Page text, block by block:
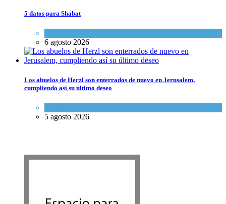
5 datos para Shabat
6 agosto 2026
Los abuelos de Herzl son enterrados de nuevo en Jerusalem,
cumpliendo así su último deseo
5 agosto 2026